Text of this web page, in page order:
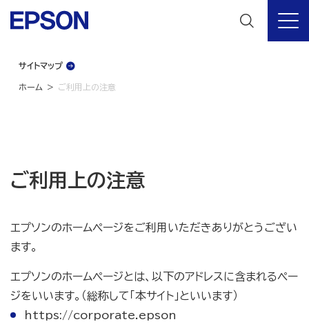
サイトマップ
ホーム ご利用上の注意
ご利用上の注意
エプソンのホームページをご利用いただきありがとうござい
ます。
エプソンのホームページとは、以下のアドレスに含まれるペー
ジをいいます。（総称して「本サイト」といいます）
https://corporate.epson